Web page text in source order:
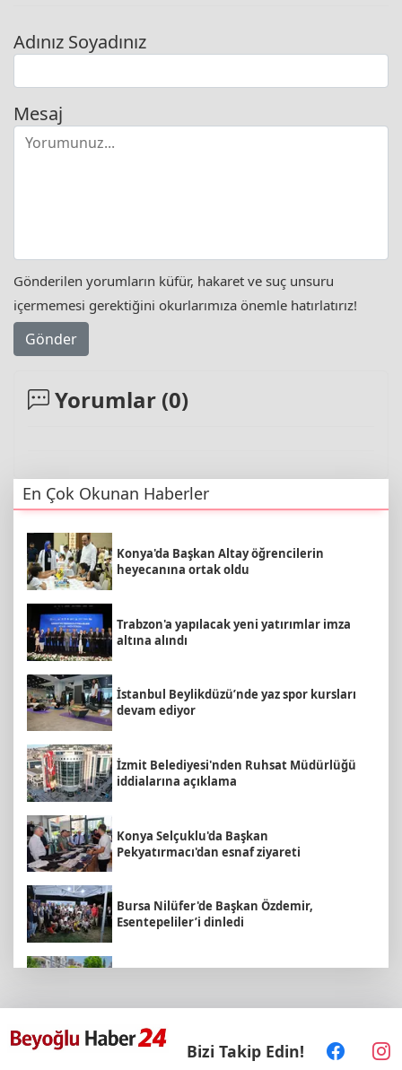
Adınız Soyadınız
Mesaj
Gönderilen yorumların küfür, hakaret ve suç unsuru
içermemesi gerektiğini okurlarımıza önemle hatırlatırız!
Gönder
Yorumlar (0)
En Çok Okunan Haberler
Konya'da Başkan Altay öğrencilerin
heyecanına ortak oldu
Trabzon'a yapılacak yeni yatırımlar imza
altına alındı
İstanbul Beylikdüzü’nde yaz spor kursları
devam ediyor
İzmit Belediyesi'nden Ruhsat Müdürlüğü
iddialarına açıklama
Konya Selçuklu'da Başkan
Pekyatırmacı'dan esnaf ziyareti
Bursa Nilüfer'de Başkan Özdemir,
Esentepeliler’i dinledi
Sakarya Büyükşehir'den çocuklara yaz
Bizi Takip Edin!